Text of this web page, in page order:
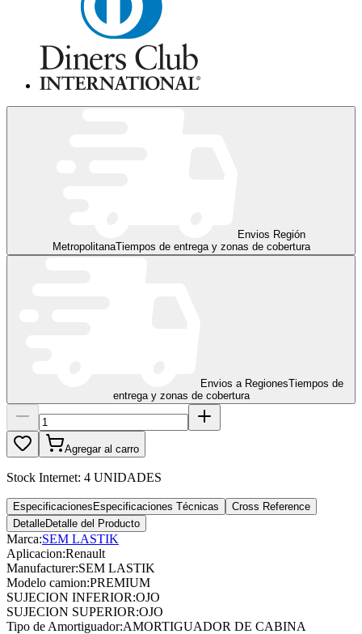
Envios Región
MetropolitanaTiempos de entrega y zonas de cobertura
Envios a RegionesTiempos de
entrega y zonas de cobertura
Agregar al carro
Stock Internet: 4 UNIDADES
Especificaciones Especificaciones Técnicas
Cross Reference
DetalleDetalle del Producto
Marca:SEM LASTIK
Aplicacion:Renault
Manufacturer:SEM LASTIK
Modelo camion:PREMIUM
SUJECION INFERIOR:OJO
SUJECION SUPERIOR:OJO
Tipo de Amortiguador:AMORTIGUADOR DE CABINA